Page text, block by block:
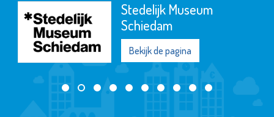
Stedelijk Museum
Schiedam
Bekijk de pagina